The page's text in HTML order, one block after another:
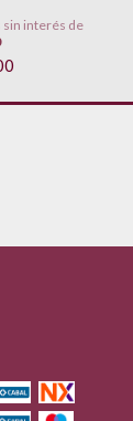
sin interés de